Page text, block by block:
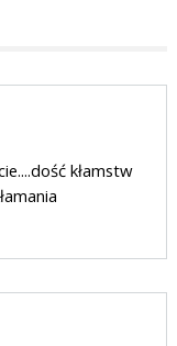
kłamstw